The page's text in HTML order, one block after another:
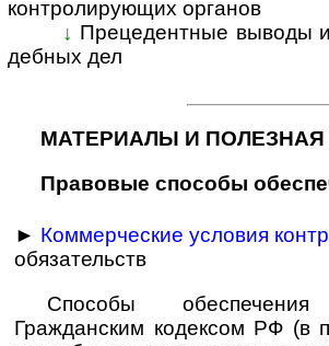
кон­т­ро­ли­ру­ю­щих ор­га­нов
↓ Прецедентные выводы
деб­ных дел
МАТЕРИАЛЫ И
Правовые способы
► Коммерческие условия
обязательств
Способы обеспечения
Гражданским кодексом РФ (в